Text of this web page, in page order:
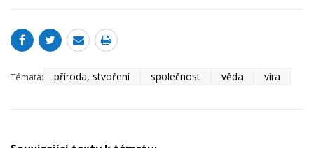
Témata: příroda, stvoření společnost věda víra